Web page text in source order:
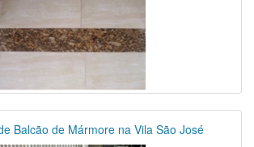
Balcão de Mármore na Vila São José